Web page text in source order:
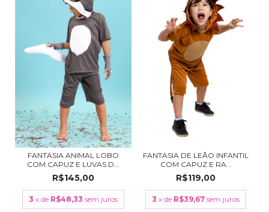
FANTASIA ANIMAL LOBO
COM CAPUZ E LUVAS D...
R$145,00
3 x de R$48,33 sem juros
FANTASIA DE LEÃO INFANTIL
COM CAPUZ E RA...
R$119,00
3 x de R$39,67 sem juros